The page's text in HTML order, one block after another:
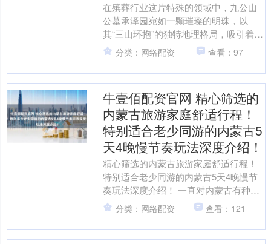
在殡葬行业这片特殊的领域中，九公山
公墓承泽园宛如一颗璀璨的明珠，以
其“三山环抱”的独特地理格局，吸引着众
多追求高品质安葬环境的家庭。这里的
高端墓位，价格背后隐藏....
分类：网络配资 查看：97
牛壹佰配资官网 精心筛选的
内蒙古旅游家庭舒适行程！
特别适合老少同游的内蒙古5
天4晚慢节奏玩法深度介绍！
精心筛选的内蒙古旅游家庭舒适行程！
特别适合老少同游的内蒙古5天4晚慢节
奏玩法深度介绍！ 一直对内蒙古有种说
不出的向往，总觉得那儿的天比别处更
蓝，草原辽阔得能装下....
分类：网络配资 查看：121